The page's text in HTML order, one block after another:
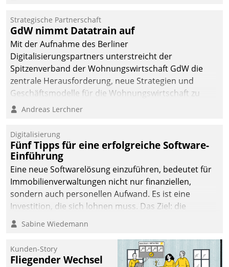
Unternehmen.
Strategische Partnerschaft
GdW nimmt Datatrain auf
Mit der Aufnahme des Berliner
Digitalisierungspartners unterstreicht der
Spitzenverband der Wohnungswirtschaft GdW die
zentrale Herausforderung, neue Strategien und
Geschäftsmodelle für die Wohnungswirtschaft zu
entwickeln.
Andreas Lerchner
Digitalisierung
Fünf Tipps für eine erfolgreiche Software-
Einführung
Eine neue Softwarelösung einzuführen, bedeutet für
Immobilienverwaltungen nicht nur finanziellen,
sondern auch personellen Aufwand. Es ist eine
Investition, die sich lohnen muss. Das Ziel: die
nachhaltige Optimierung der Geschäftsabläufe. Damit
dieses Ziel erreicht wird, sollten einige Grundregeln
Sabine Wiedemann
Kunden-Story
Fliegender Wechsel